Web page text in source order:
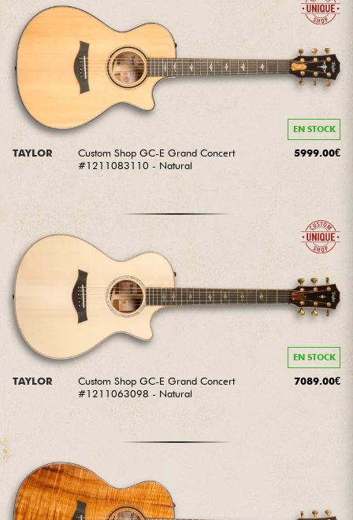
Câbles & Access.
HiFi
Packs
Voir nos marques
EN STOCK
TAYLOR
Custom Shop GC-E Grand Concert
#1211083110 - Natural
5999.00€
EN STOCK
TAYLOR
Custom Shop GC-E Grand Concert
#1211063098 - Natural
7089.00€